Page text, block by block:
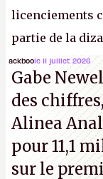
licenciements
partie de la
travaillé sur
d'Ubisoft
ackboole 11 juillet 2026
Gabe
des
Alinea
pour 11,1
sur le